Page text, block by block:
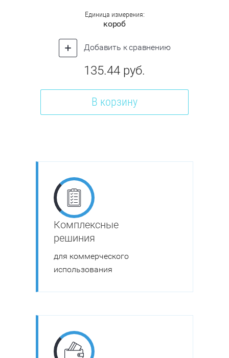
Единица измерения:
короб
Добавить к сравнению
135.44 руб.
В корзину
Комплексные
решиния
для коммерческого
использования